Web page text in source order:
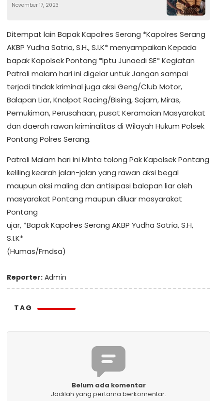
November 17, 2023
Ditempat lain Bapak Kapolres Serang *Kapolres Serang
AKBP Yudha Satria, S.H., S.I.K* menyampaikan Kepada
bapak Kapolsek Pontang *Iptu Junaedi SE* Kegiatan
Patroli malam hari ini digelar untuk Jangan sampai
terjadi tindak kriminal juga aksi Geng/Club Motor,
Balapan Liar, Knalpot Racing/Bising, Sajam, Miras,
Pemukiman, Perusahaan, pusat Keramaian Masyarakat
dan daerah rawan kriminalitas di Wilayah Hukum Polsek
Pontang Polres Serang.
Patroli Malam hari ini Minta tolong Pak Kapolsek Pontang
keliling kearah jalan-jalan yang rawan aksi begal
maupun aksi maling dan antisipasi balapan liar oleh
masyarakat Pontang maupun diluar masyarakat
Pontang
ujar, *Bapak Kapolres Serang AKBP Yudha Satria, S.H,
S.I.K*
(Humas/Frndsa)
Reporter: Admin
TAG
Belum ada komentar
Jadilah yang pertama berkomentar.